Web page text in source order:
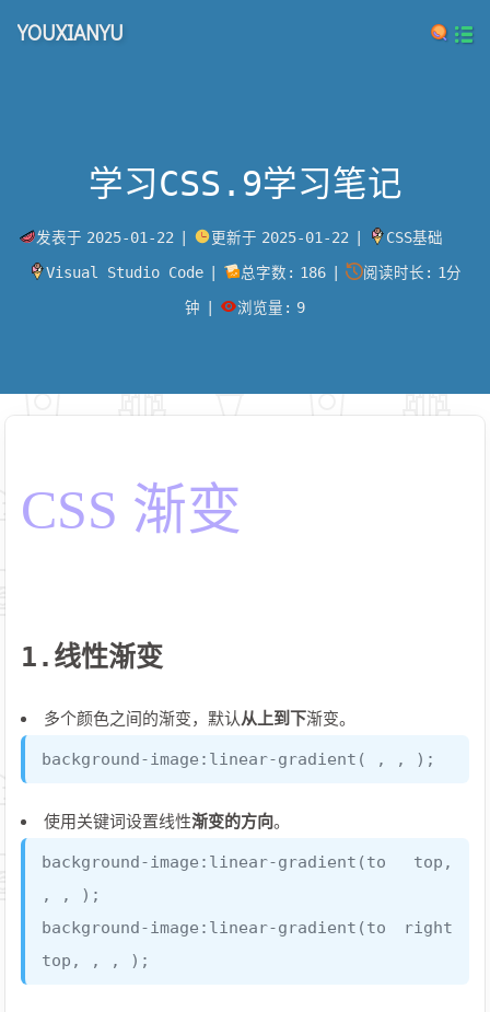
YOUXIANYU
学习CSS.9学习笔记
发表于 2025-01-22 | 更新于 2025-01-22 |
CSS基础
Visual Studio Code | 总字数: 186 | 阅读时长: 1分
钟 | 浏览量: 9
CSS 渐变
1.线性渐变
多个颜色之间的渐变，默认从上到下渐变。
background-image:linear-gradient( , , );
使用关键词设置线性渐变的方向。
background-image:linear-gradient(to top,
, , );
background-image:linear-gradient(to right
top, , , );